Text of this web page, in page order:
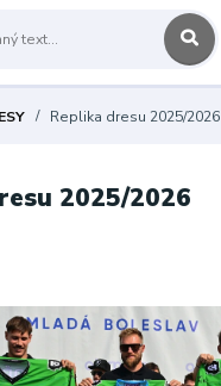
Replika dresu 2025/2026
2025/2026